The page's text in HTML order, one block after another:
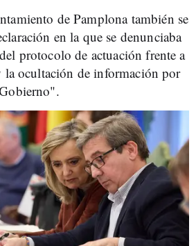
de Pamplona también se
en la que se denunciaba
protocolo de actuación frente a
la ocultación de información por